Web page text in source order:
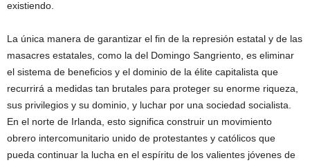
existiendo.
La única manera de garantizar el fin de la represión estatal y de las
masacres estatales, como la del Domingo Sangriento, es eliminar
el sistema de beneficios y el dominio de la élite capitalista que
recurrirá a medidas tan brutales para proteger su enorme riqueza,
sus privilegios y su dominio, y luchar por una sociedad socialista.
En el norte de Irlanda, esto significa construir un movimiento
obrero intercomunitario unido de protestantes y católicos que
pueda continuar la lucha en el espíritu de los valientes jóvenes de